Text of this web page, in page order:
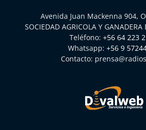
Avenida Juan Mackenna 904,
SOCIEDAD AGRICOLA Y
Teléfono: +56 64 223
Whatsapp: +56 9
Contacto: